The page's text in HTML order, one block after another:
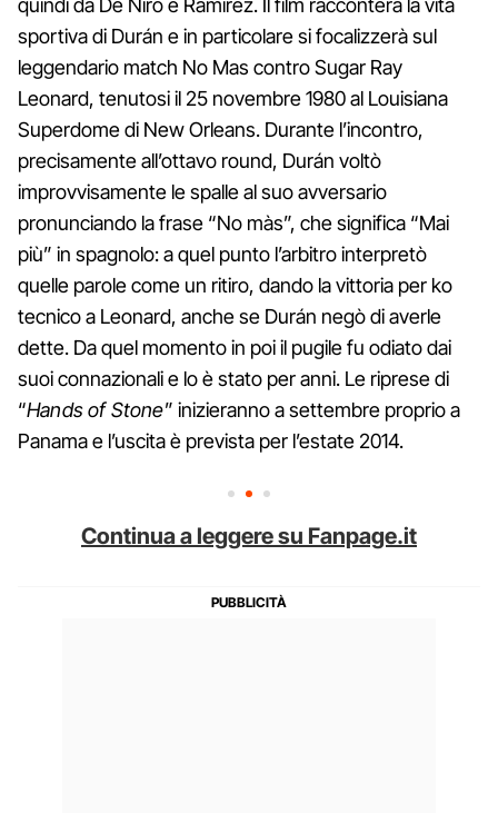
quindi da De Niro e Ramirez. Il film racconterà la vita
sportiva di Durán e in particolare si focalizzerà sul
leggendario match No Mas contro Sugar Ray
Leonard, tenutosi il 25 novembre 1980 al Louisiana
Superdome di New Orleans. Durante l’incontro,
precisamente all’ottavo round, Durán voltò
improvvisamente le spalle al suo avversario
pronunciando la frase “No màs”, che significa “Mai
più” in spagnolo: a quel punto l’arbitro interpretò
quelle parole come un ritiro, dando la vittoria per ko
tecnico a Leonard, anche se Durán negò di averle
dette. Da quel momento in poi il pugile fu odiato dai
suoi connazionali e lo è stato per anni. Le riprese di
“Hands of Stone” inizieranno a settembre proprio a
Panama e l’uscita è prevista per l’estate 2014.
Continua a leggere su Fanpage.it